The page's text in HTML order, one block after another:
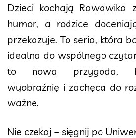
Dzieci kochają Rawawika
humor, a rodzice
przekazuje. To seria, która
idealna do wspólnego
to nowa przygoda,
wyobraźnię i zachęca do
ważne.
Nie czekaj – sięgnij po